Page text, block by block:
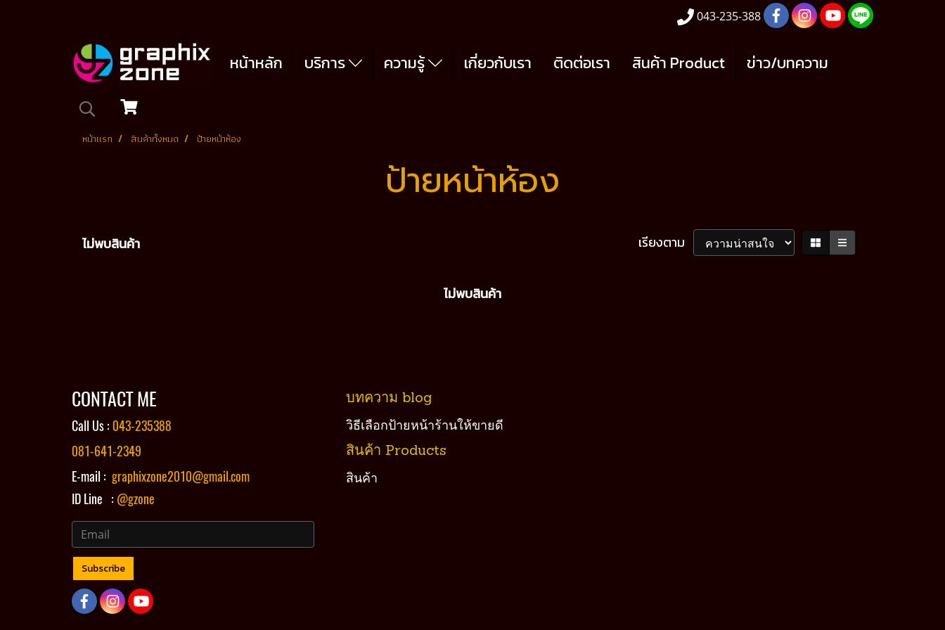
043-235-388
หน้าหลัก บริการ ความรู้ เกี่ยวกับเรา ติดต่อเรา สินค้า Product ข่าว/บทความ
หน้าแรก สินค้าทั้งหมด ป้ายหน้าห้อง
ป้ายหน้าห้อง
ไม่พบสินค้า เรียงตาม
ไม่พบสินค้า
CONTACT ME
Call Us : 043-235388
081-641-2349
E-mail : graphixzone2010@gmail.com
ID Line : @gzone
Subscribe
บทความ blog
วิธีเลือกป้ายหน้าร้านให้ขายดี
สินค้า Products
สินค้า